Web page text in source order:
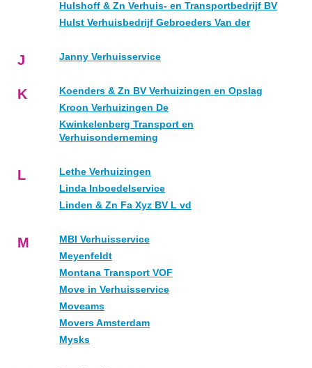
Hulshoff & Zn Verhuis- en Transportbedrijf BV
Hulst Verhuisbedrijf Gebroeders Van der
J Janny Verhuisservice
K
Koenders & Zn BV Verhuizingen en Opslag
Kroon Verhuizingen De
Kwinkelenberg Transport en
Verhuisonderneming
L
Lethe Verhuizingen
Linda Inboedelservice
Linden & Zn Fa Xyz BV L vd
M
MBI Verhuisservice
Meyenfeldt
Montana Transport VOF
Move in Verhuisservice
Moveams
Movers Amsterdam
Mysks